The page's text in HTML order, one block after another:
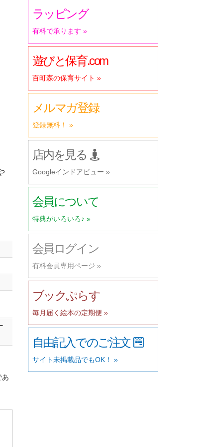
あ
ラッピング
有料で承ります »
遊びと保育.com
百町森の保育サイト »
メルマガ登録
登録無料！ »
店内を見る
Googleインドアビュー »
会員について
特典がいろいろ♪ »
会員ログイン
有料会員専用ページ »
ブックぷらす
毎月届く絵本の定期便 »
自由記入でのご注文
サイト未掲載品でもOK！ »